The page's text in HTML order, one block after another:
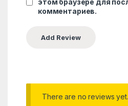
этом браузере для
комментариев.
There are no reviews yet.